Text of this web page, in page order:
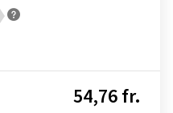
54,76 fr.